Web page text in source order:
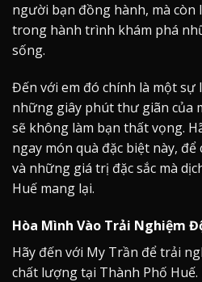
người bạn đồng hành, mà còn
trong hành trình khám phá
sống.
Đến với em đó chính là một sự
những giây phút thư giãn của
sẽ không làm bạn thất vọng.
ngay món quà đặc biệt này,
và những giá trị đặc sắc mà
Huế mang lại.
Hòa Mình Vào Trải Nghiệm
Hãy đến với My Trần để trải
chất lượng tại Thành Phố